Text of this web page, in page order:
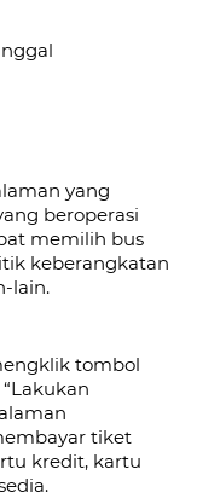
yang
beroperasi
memilih bus
keberangkatan
lain.
tombol
“Lakukan
tiket
kredit, kartu